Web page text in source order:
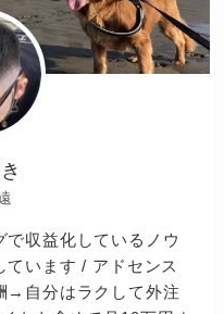
で収益化しているノウ
ています / アドセンス
→自分はラクして外注